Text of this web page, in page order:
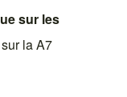
sur les
sur laA7